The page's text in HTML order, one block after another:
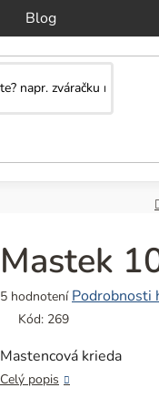
Blog
Mastek
Priemerné
hodnotenie
je
5,0
5 hodnotení Podrobnosti
Kód: 269
Mastencová krieda
Celý popis